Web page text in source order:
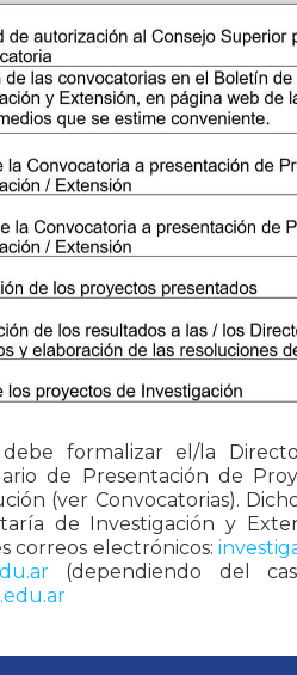
formalizar el/la
de Presentación de
(ver Convocatorias).
de Investigación y
correos electrónicos:
(dependiendo del